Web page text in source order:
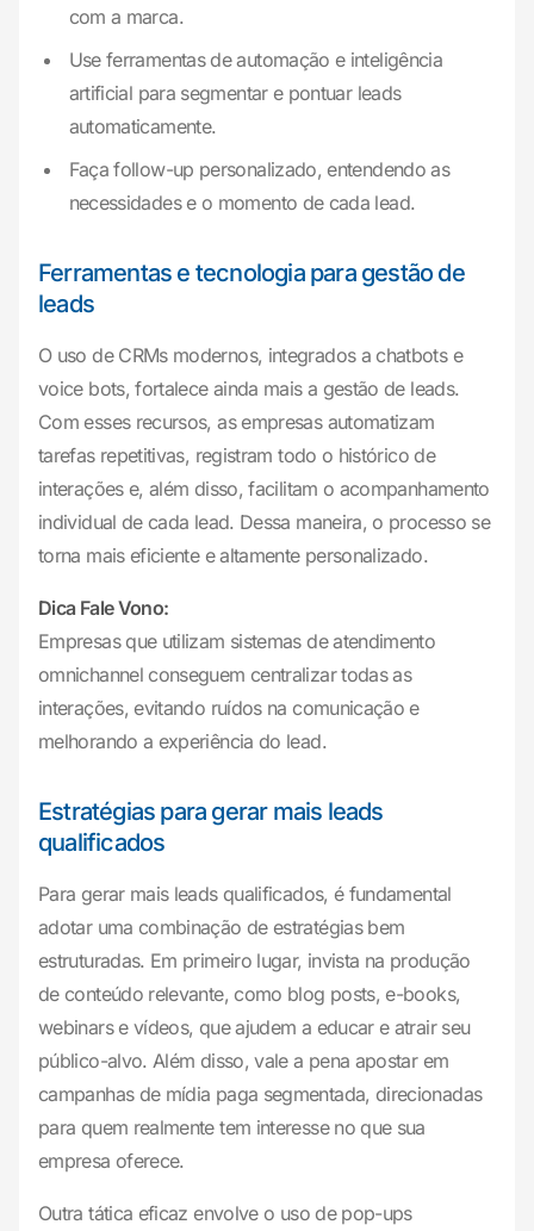
com a marca.
Use ferramentas de automação e inteligência
artificial para segmentar e pontuar leads
automaticamente.
Faça follow-up personalizado, entendendo as
necessidades e o momento de cada lead.
Ferramentas e tecnologia para gestão de
leads
O uso de CRMs modernos, integrados a chatbots e
voice bots, fortalece ainda mais a gestão de leads.
Com esses recursos, as empresas automatizam
tarefas repetitivas, registram todo o histórico de
interações e, além disso, facilitam o acompanhamento
individual de cada lead. Dessa maneira, o processo se
torna mais eficiente e altamente personalizado.
Dica Fale Vono:
Empresas que utilizam sistemas de atendimento
omnichannel conseguem centralizar todas as
interações, evitando ruídos na comunicação e
melhorando a experiência do lead.
Estratégias para gerar mais leads
qualificados
Para gerar mais leads qualificados, é fundamental
adotar uma combinação de estratégias bem
estruturadas. Em primeiro lugar, invista na produção
de conteúdo relevante, como blog posts, e-books,
webinars e vídeos, que ajudem a educar e atrair seu
público-alvo. Além disso, vale a pena apostar em
campanhas de mídia paga segmentada, direcionadas
para quem realmente tem interesse no que sua
empresa oferece.
Outra tática eficaz envolve o uso de pop-ups